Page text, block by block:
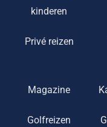
kinderen
Privé reizen
Magazine
Golfreizen